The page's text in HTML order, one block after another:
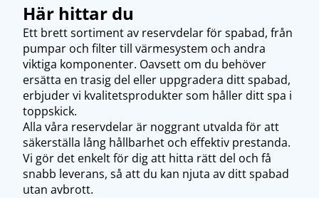
Här hittar du
Ett brett sortiment av reservdelar för spabad, från
pumpar och filter till värmesystem och andra
viktiga komponenter. Oavsett om du behöver
ersätta en trasig del eller uppgradera ditt spabad,
erbjuder vi kvalitetsprodukter som håller ditt spa i
toppskick.
Alla våra reservdelar är noggrant utvalda för att
säkerställa lång hållbarhet och effektiv prestanda.
Vi gör det enkelt för dig att hitta rätt del och få
snabb leverans, så att du kan njuta av ditt spabad
utan avbrott.